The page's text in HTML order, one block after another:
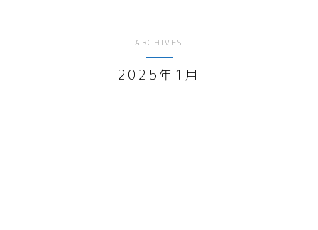
転職プログラマー デザインナー
ARCHIVES
2025年1月